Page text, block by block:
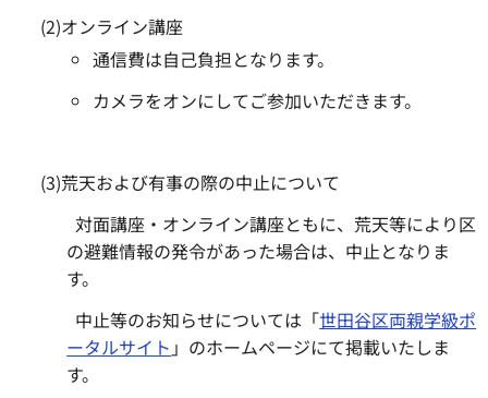
(2)オンライン講座
通信費は自己負担となります。
カメラをオンにしてご参加いただきます。
(3)荒天および有事の際の中止について
対面講座・オンライン講座ともに、荒天等により区
の避難情報の発令があった場合は、中止となりま
す。
中止等のお知らせについては「世田谷区両親学級ポ
ータルサイト 」のホームページにて掲載いたしま
す。